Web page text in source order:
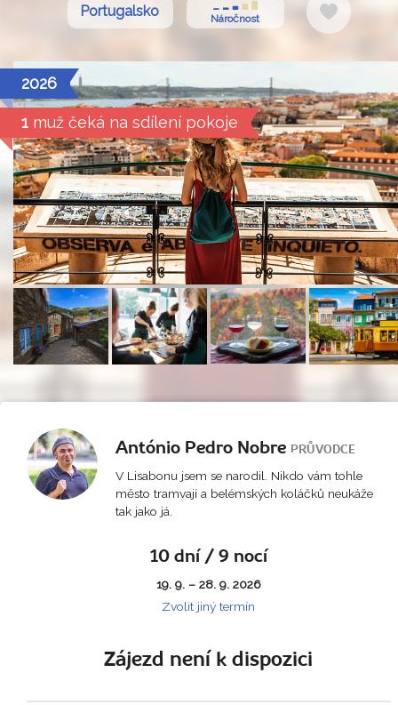
Portugalsko Náročnost
Do
2026
1 muž čeká na sdílení pokoje
António Pedro Nobre PRŮVODCE
V Lisabonu jsem se narodil. Nikdo vám tohle
město tramvají a belémských koláčků neukáže
tak jako já.
10 dní / 9 nocí
19. 9. – 28. 9. 2026
Zvolit jiný termín
Zájezd není k dispozici